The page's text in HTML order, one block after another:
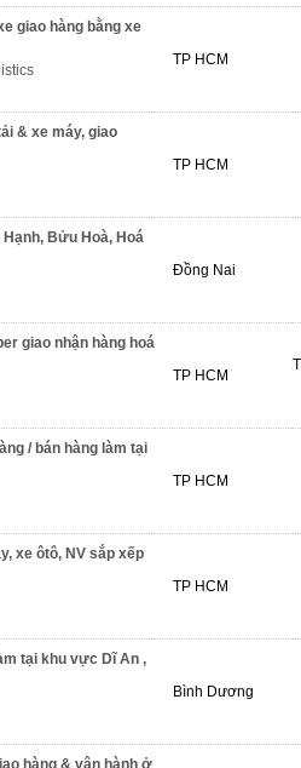
giao hàng bằng xe
TP HCM
& xe máy, giao
TP HCM
Bửu Hoà, Hoá
Đồng Nai
giao nhận hàng hoá
TP HCM
/ bán hàng làm tại
TP HCM
xe ôtô, NV sắp xếp
TP HCM
tại khu vực Dĩ An ,
Bình Dương
hàng & vận hành ở